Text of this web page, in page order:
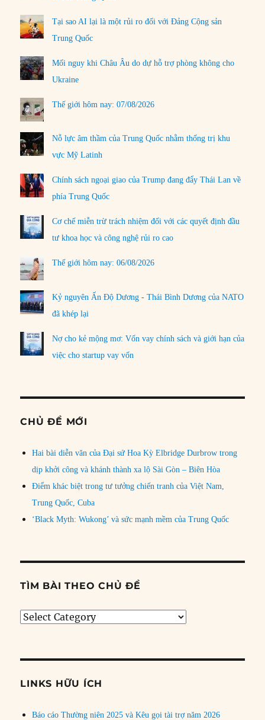
Tại sao AI lại là một rủi ro đối với Đảng Cộng sản
Trung Quốc
Mối nguy khi Châu Âu do dự hỗ trợ phòng không cho
Ukraine
Thế giới hôm nay: 07/08/2026
Nỗ lực âm thầm của Trung Quốc nhằm thống trị khu
vực Mỹ Latinh
Chính sách ngoại giao của Trump đang đẩy Thái Lan về
phía Trung Quốc
Cơ chế miễn trừ trách nhiệm đối với các quyết định đầu
tư khoa học và công nghệ rủi ro cao
Thế giới hôm nay: 06/08/2026
Kỷ nguyên Ấn Độ Dương - Thái Bình Dương của NATO
đã khép lại
Nợ cho kẻ mộng mơ: Vốn vay chính sách và giới hạn của
việc cho startup vay vốn
CHỦ ĐỀ MỚI
Hai bài diễn văn của Đại sứ Hoa Kỳ Elbridge Durbrow trong
dịp khởi công và khánh thành xa lộ Sài Gòn – Biên Hòa
Điểm khác biệt trong tư tưởng chiến tranh của Việt Nam,
Trung Quốc, Cuba
‘Black Myth: Wukong’ và sức mạnh mềm của Trung Quốc
TÌM BÀI THEO CHỦ ĐỀ
Tìm
đề
LINKS HỮU ÍCH
Báo cáo Thường niên 2025 và Kêu gọi tài trợ năm 2026